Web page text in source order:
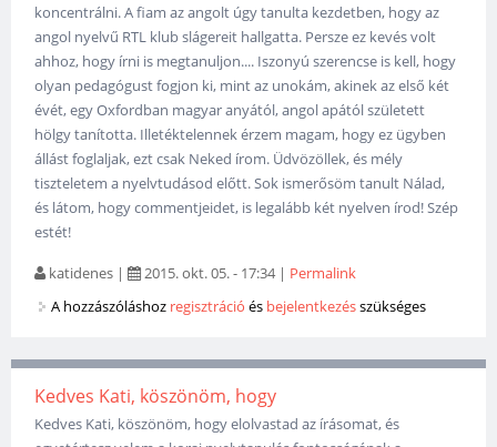
koncentrálni. A fiam az angolt úgy tanulta kezdetben, hogy az
angol nyelvű RTL klub slágereit hallgatta. Persze ez kevés volt
ahhoz, hogy írni is megtanuljon.... Iszonyú szerencse is kell, hogy
olyan pedagógust fogjon ki, mint az unokám, akinek az első két
évét, egy Oxfordban magyar anyától, angol apától született
hölgy tanította. Illetéktelennek érzem magam, hogy ez ügyben
állást foglaljak, ezt csak Neked írom. Üdvözöllek, és mély
tiszteletem a nyelvtudásod előtt. Sok ismerősöm tanult Nálad,
és látom, hogy commentjeidet, is legalább két nyelven írod! Szép
estét!
katidenes | 2015. okt. 05. - 17:34| Permalink
A hozzászóláshoz regisztráció és bejelentkezésszükséges
Kedves Kati, köszönöm, hogy
Kedves Kati, köszönöm, hogy elolvastad az írásomat, és